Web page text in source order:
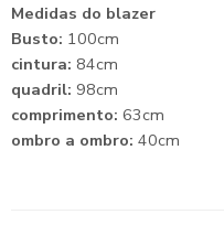
Medidas do blazer
Busto: 100cm
cintura: 84cm
quadril: 98cm
comprimento: 63cm
ombro a ombro: 40cm